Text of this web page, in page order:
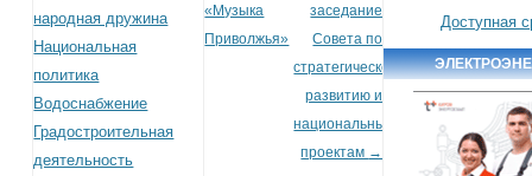
народная дружина
Национальная
политика
Водоснабжение
Градостроительная
деятельность
«Музыка
Приволжья»
заседание
Совета по
стратегическому
развитию и
национальным
проектам →
Доступная